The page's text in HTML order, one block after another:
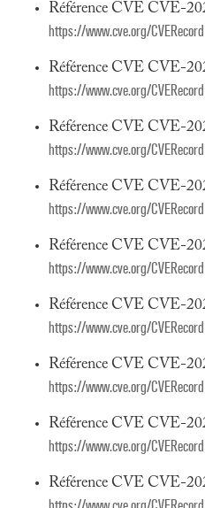
Référence CVE CVE-
https://www.cve.org/
Référence CVE CVE-
https://www.cve.org/
Référence CVE CVE-
https://www.cve.org/
Référence CVE CVE-
https://www.cve.org/
Référence CVE CVE-
https://www.cve.org/
Référence CVE CVE-
https://www.cve.org/
Référence CVE CVE-
https://www.cve.org/
Référence CVE CVE-
https://www.cve.org/
Référence CVE CVE-